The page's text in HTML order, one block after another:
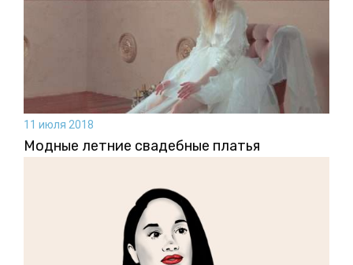
11 июля 2018
Модные летние свадебные платья